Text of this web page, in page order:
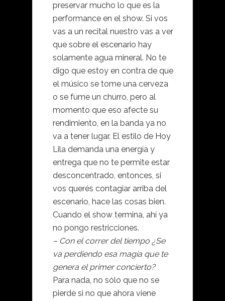
preservar mucho lo que es la
performance en el show. Si vos
vas a un recital nuestro vas a ver
que sobre el escenario hay
solamente agua mineral. No te
digo que estoy en contra de que
el músico se tome una cerveza
o se fume un churro, pero al
momento que eso afecte su
rendimiento, en la banda ya no
va a tener lugar. El estilo de Hoy
Lila demanda una energía y
entrega que no te permite estar
desconcentrado, entonces, si
vos querés contagiar arriba del
escenario, hace las cosas bien.
Cuando el show termina, ahí ya
no pongo restricciones.
– Con el correr del tiempo ¿Se
va perdiendo esa magia que te
genera el primer concierto?
Para nada, no sólo que no se
pierde si no que ahora viene